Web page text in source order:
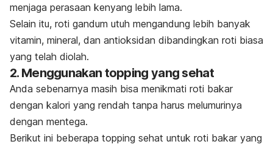
menjaga perasaan kenyang lebih lama.
Selain itu, roti gandum utuh mengandung lebih banyak
vitamin, mineral, dan antioksidan dibandingkan roti biasa
yang telah diolah.
2. Menggunakan topping yang sehat
Anda sebenarnya masih bisa menikmati roti bakar
dengan kalori yang rendah tanpa harus melumurinya
dengan mentega.
Berikut ini beberapa topping sehat untuk roti bakar yang